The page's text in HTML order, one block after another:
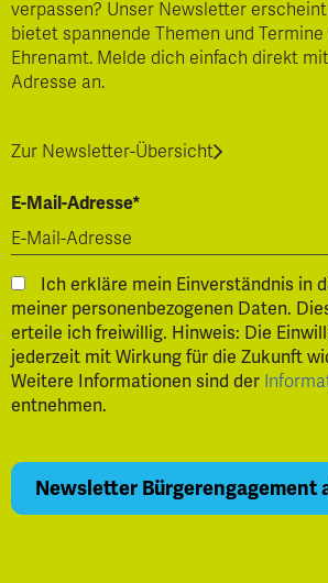
verpassen? Unser Newsletter
bietet spannende Themen und
Ehrenamt. Melde dich einfach direkt
Adresse an.
Zur Newsletter-Übersicht
E-Mail-Adresse*
Ich erkläre mein Einverständnis in
meiner personenbezogenen Daten.
erteile ich freiwillig. Hinweis: Die
jederzeit mit Wirkung für die Zukunft
Weitere Informationen sind der
entnehmen.